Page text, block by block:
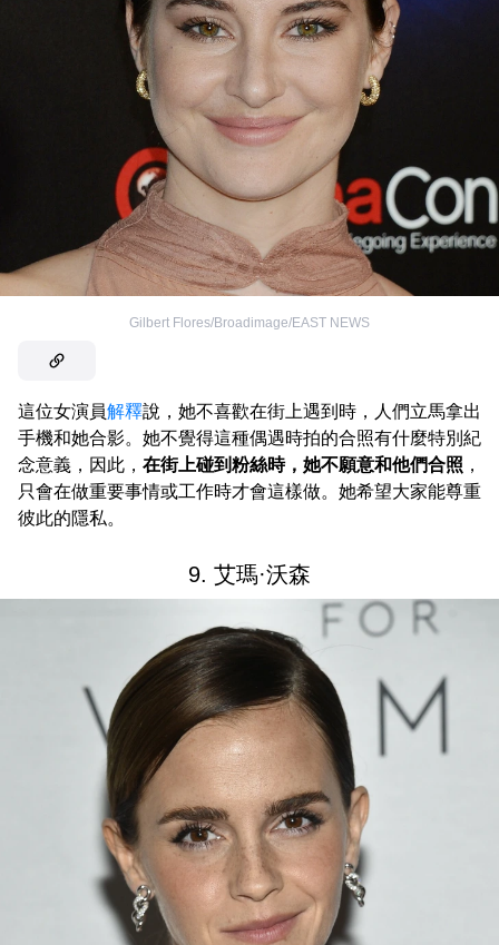
Gilbert Flores/Broadimage/EAST NEWS
這位女演員解釋說，她不喜歡在街上遇到時，人們立馬拿出
手機和她合影。她不覺得這種偶遇時拍的合照有什麼特別紀
念意義，因此， 在街上碰到粉絲時，她不願意和他們合照 ，
只會在做重要事情或工作時才會這樣做。她希望大家能尊重
彼此的隱私。
9. 艾瑪·沃森